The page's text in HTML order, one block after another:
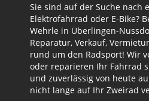
Sie sind auf der Suche nach
Elektrofahrrad oder E-Bike?
Wehrle in Überlingen-
Reparatur, Verkauf,
rund um den Radsport! Wir
oder reparieren Ihr Fahrrad
und zuverlässig von heute
nicht lange auf Ihr Zweirad